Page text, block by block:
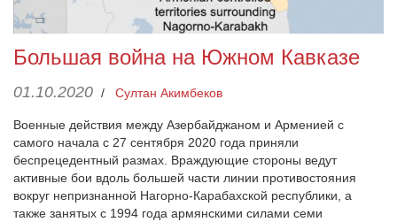
Большая война на Южном Кавказе
01.10.2020 / Султан Акимбеков
Военные действия между Азербайджаном и Арменией с
самого начала с 27 сентября 2020 года приняли
беспрецедентный размах. Враждующие стороны ведут
активные бои вдоль большей части линии противостояния
вокруг непризнанной Нагорно-Карабахской республики, а
также занятых с 1994 года армянскими силами семи